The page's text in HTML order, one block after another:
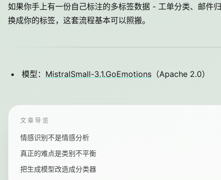
如果你手上有一份自己标注的多标签数据 - 工单分类、邮件
换成你的标签，这套流程基本可以照搬。
模型： MistralSmall-3.1.GoEmotions （Apache 2.0）
文章导览
情感识别不是情感分析
真正的难点是类别不平衡
把生成模型改造成分类器